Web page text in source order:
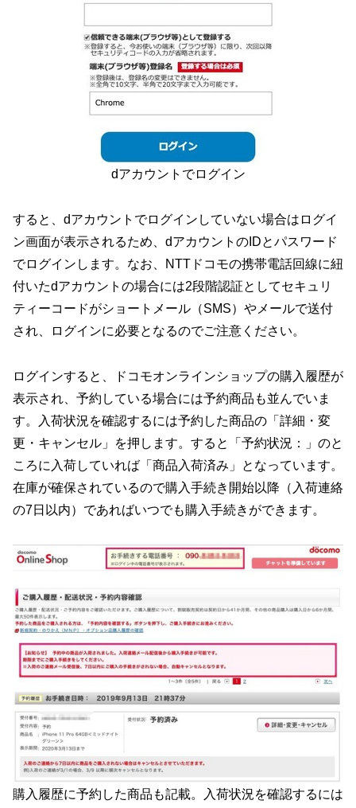
dアカウントでログイン
すると、dアカウントでログインしていない場合はログイ
ン画面が表示されるため、dアカウントのIDとパスワード
でログインします。なお、NTTドコモの携帯電話回線に紐
付いたdアカウントの場合には2段階認証としてセキュリ
ティーコードがショートメール（SMS）やメールで送付
され、ログインに必要となるのでご注意ください。
ログインすると、ドコモオンラインショップの購入履歴が
表示され、予約している場合には予約商品も並んでいま
す。入荷状況を確認するには予約した商品の「詳細・変
更・キャンセル」を押します。すると「予約状況：」のと
ころに入荷していれば「商品入荷済み」となっています。
在庫が確保されているので購入手続き開始以降（入荷連絡
の7日以内）であればいつでも購入手続きができます。
購入履歴に予約した商品も記載。入荷状況を確認するには